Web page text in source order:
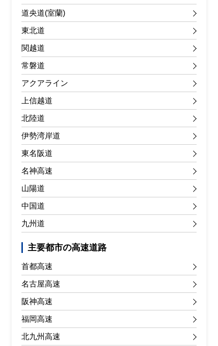
道央道(室蘭)
東北道
関越道
常磐道
アクアライン
上信越道
北陸道
伊勢湾岸道
東名阪道
名神高速
山陽道
中国道
九州道
主要都市の高速道路
首都高速
名古屋高速
阪神高速
福岡高速
北九州高速